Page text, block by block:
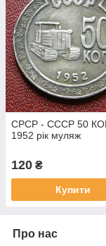
СРСР - СССР 50
1952 рік муляж
120 ₴
Купити
Про нас